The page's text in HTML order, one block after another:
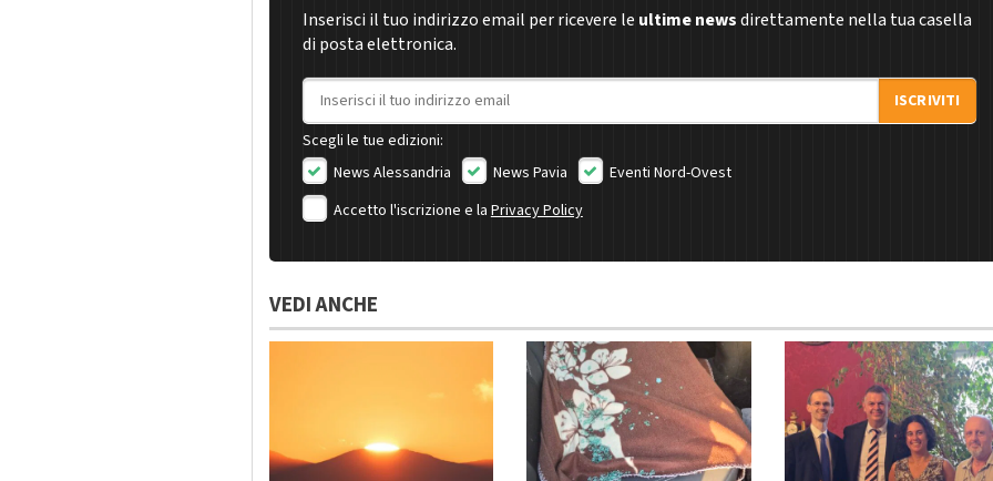
Inserisci il tuo indirizzo email per ricevere le ultime newsdirettamente nella tua casella
di posta elettronica.
Indirizzo email
ISCRIVITI
Scegli le tue edizioni:
News Alessandria
News Pavia
Eventi Nord-Ovest
Accetto l'iscrizione e laPrivacy Policy
VEDI ANCHE